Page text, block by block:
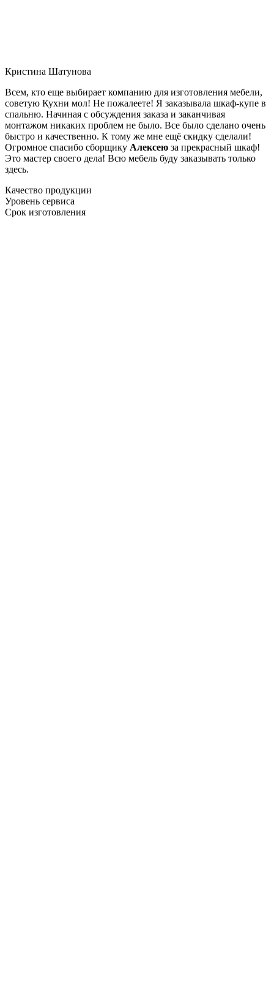
Кристина Шатунова
Всем, кто еще выбирает компанию для изготовления мебели,
советую Кухни мол! Не пожалеете! Я заказывала шкаф-купе в
спальню. Начиная с обсуждения заказа и заканчивая
монтажом никаких проблем не было. Все было сделано очень
быстро и качественно. К тому же мне ещё скидку сделали!
Огромное спасибо сборщику Алексею за прекрасный шкаф!
Это мастер своего дела! Всю мебель буду заказывать только
здесь.
Качество продукции
Уровень сервиса
Срок изготовления